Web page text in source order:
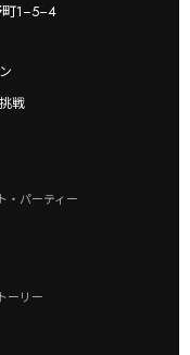
1−5−4
戦
・パーティー
ーリー